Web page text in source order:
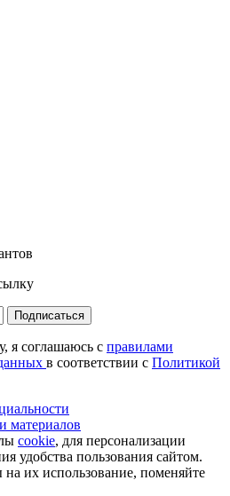
Подписаться
я соглашаюсь с правилами
в соответствии с Политикой
материалов
cookie, для персонализации
удобства пользования сайтом.
их использование, поменяйте